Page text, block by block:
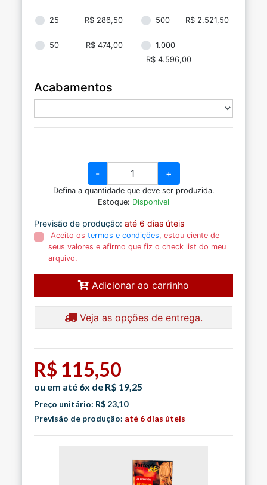
25 R$ 286,50 500 R$ 2.521,50
50 R$ 474,00
1.000
R$ 4.596,00
Acabamentos
- +
Defina a quantidade que deve ser produzida.
Estoque: Disponível
Previsão de produção: até 6 dias úteis
Aceito ostermos e condições, estou ciente de
seus valores e afirmo que fiz o check list do meu
arquivo.
Adicionar ao carrinho
Veja as opções de entrega.
R$ 115,50
ou em até 6x de R$ 19,25
Preço unitário: R$ 23,10
Previsão de produção: até 6 dias úteis